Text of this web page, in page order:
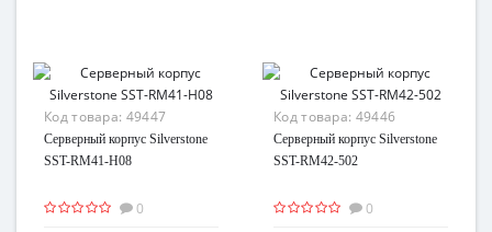
Код товара: 49447
Серверный корпус Silverstone
SST-RM41-H08
0
Код товара: 49446
Серверный корпус Silverstone
SST-RM42-502
0